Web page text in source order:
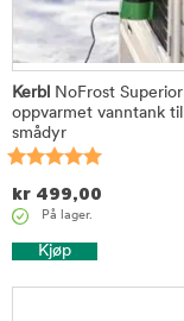
Kerbl NoFrost Superior
oppvarmet vanntank til
smådyr
kr 499,00
På lager.
Kjøp